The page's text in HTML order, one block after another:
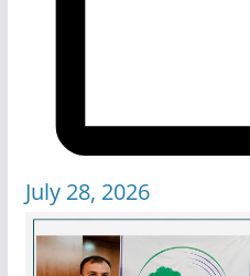
July 28, 2026